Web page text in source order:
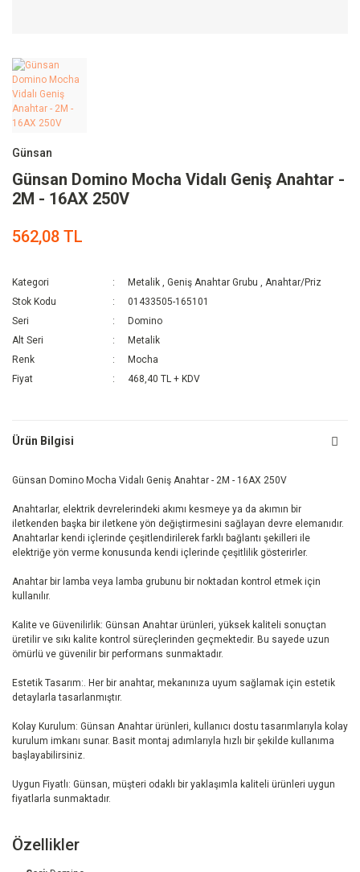
Günsan
Günsan Domino Mocha Vidalı Geniş Anahtar -
2M - 16AX 250V
562,08 TL
Kategori Metalik ,Geniş Anahtar Grubu ,Anahtar/Priz
Stok Kodu
01433505-165101
Seri
Domino
Alt Seri
Metalik
Renk
Mocha
Fiyat
468,40 TL + KDV
Ürün Bilgisi
Günsan Domino Mocha Vidalı Geniş Anahtar - 2M - 16AX 250V
Anahtarlar, elektrik devrelerindeki akımı kesmeye ya da akımın bir
iletkenden başka bir iletkene yön değiştirmesini sağlayan devre elemanıdır.
Anahtarlar kendi içlerinde çeşitlendirilerek farklı bağlantı şekilleri ile
elektriğe yön verme konusunda kendi içlerinde çeşitlilik gösterirler.
Anahtar bir lamba veya lamba grubunu bir noktadan kontrol etmek için
kullanılır.
Kalite ve Güvenilirlik: Günsan Anahtar ürünleri, yüksek kaliteli sonuçtan
üretilir ve sıkı kalite kontrol süreçlerinden geçmektedir. Bu sayede uzun
ömürlü ve güvenilir bir performans sunmaktadır.
Estetik Tasarım:. Her bir anahtar, mekanınıza uyum sağlamak için estetik
detaylarla tasarlanmıştır.
Kolay Kurulum: Günsan Anahtar ürünleri, kullanıcı dostu tasarımlarıyla kolay
kurulum imkanı sunar. Basit montaj adımlarıyla hızlı bir şekilde kullanıma
başlayabilirsiniz.
Uygun Fiyatlı: Günsan, müşteri odaklı bir yaklaşımla kaliteli ürünleri uygun
fiyatlarla sunmaktadır.
Özellikler